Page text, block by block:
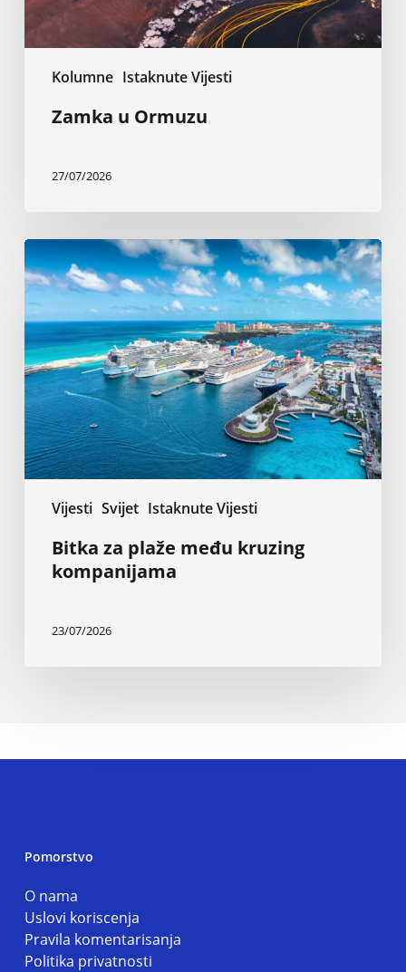
Kolumne Istaknute Vijesti
Zamka u Ormuzu
27/07/2026
Vijesti Svijet Istaknute Vijesti
Bitka
za
plaže
među
kruzing
kompanijama
Bitka za plaže među kruzing
kompanijama
23/07/2026
Pomorstvo
O nama
Uslovi koriscenja
Pravila komentarisanja
Politika privatnosti